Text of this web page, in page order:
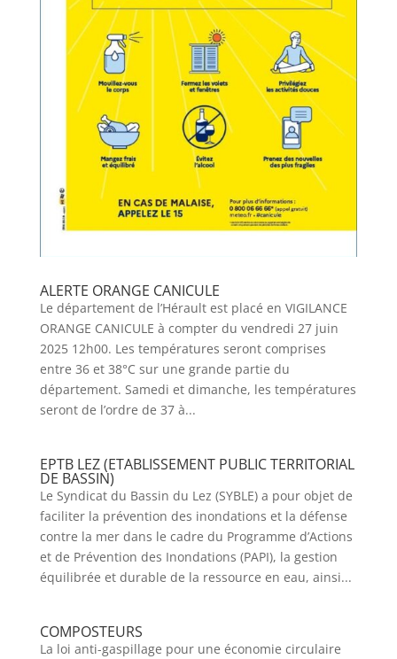
ALERTE ORANGE CANICULE
Le département de l’Hérault est placé en VIGILANCE
ORANGE CANICULE à compter du vendredi 27 juin
2025 12h00. Les températures seront comprises
entre 36 et 38°C sur une grande partie du
département. Samedi et dimanche, les températures
seront de l’ordre de 37 à...
EPTB LEZ (ETABLISSEMENT PUBLIC TERRITORIAL
DE BASSIN)
Le Syndicat du Bassin du Lez (SYBLE) a pour objet de
faciliter la prévention des inondations et la défense
contre la mer dans le cadre du Programme d’Actions
et de Prévention des Inondations (PAPI), la gestion
équilibrée et durable de la ressource en eau, ainsi...
COMPOSTEURS
La loi anti-gaspillage pour une économie circulaire